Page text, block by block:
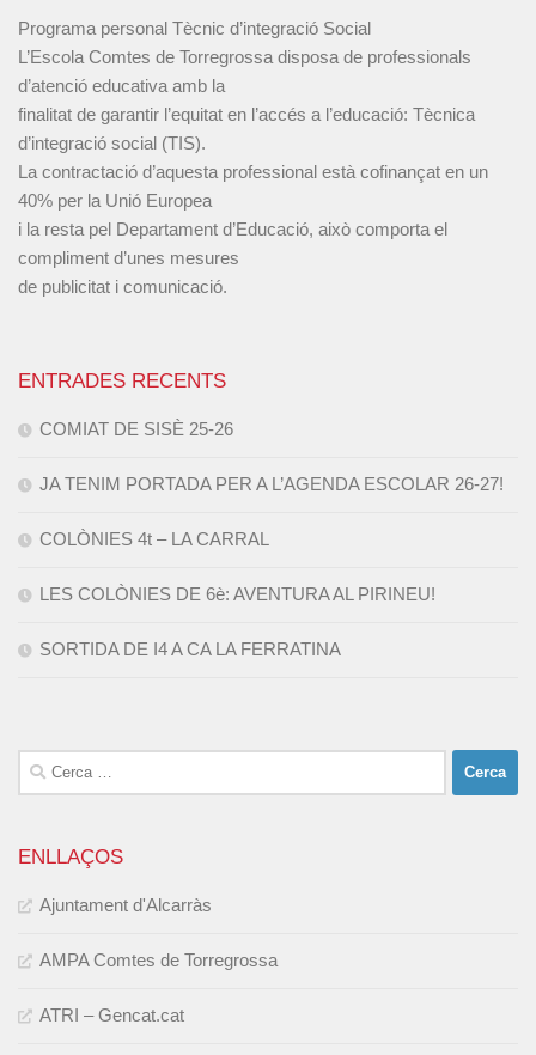
Programa personal Tècnic d’integració Social
L’Escola Comtes de Torregrossa disposa de professionals
d’atenció educativa amb la
finalitat de garantir l’equitat en l’accés a l’educació: Tècnica
d’integració social (TIS).
La contractació d’aquesta professional està cofinançat en un
40% per la Unió Europea
i la resta pel Departament d’Educació, això comporta el
compliment d’unes mesures
de publicitat i comunicació.
ENTRADES RECENTS
COMIAT DE SISÈ 25-26
JA TENIM PORTADA PER A L’AGENDA ESCOLAR 26-27!
COLÒNIES 4t – LA CARRAL
LES COLÒNIES DE 6è: AVENTURA AL PIRINEU!
SORTIDA DE I4 A CA LA FERRATINA
Cerca:
ENLLAÇOS
Ajuntament d'Alcarràs
AMPA Comtes de Torregrossa
ATRI – Gencat.cat